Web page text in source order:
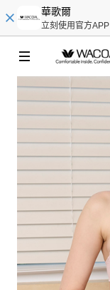
華歌爾
立刻使用官方APP